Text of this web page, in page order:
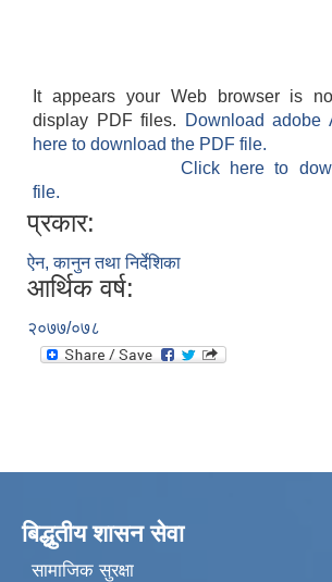
It appears your Web browser is
display PDF files.
Download adobe
here to download the PDF file.
Click here to
file.
प्रकार:
ऐन, कानुन तथा निर्देशिका
आर्थिक वर्ष:
२०७७/०७८
बिद्धुतीय शासन सेवा
सामाजिक सुरक्षा